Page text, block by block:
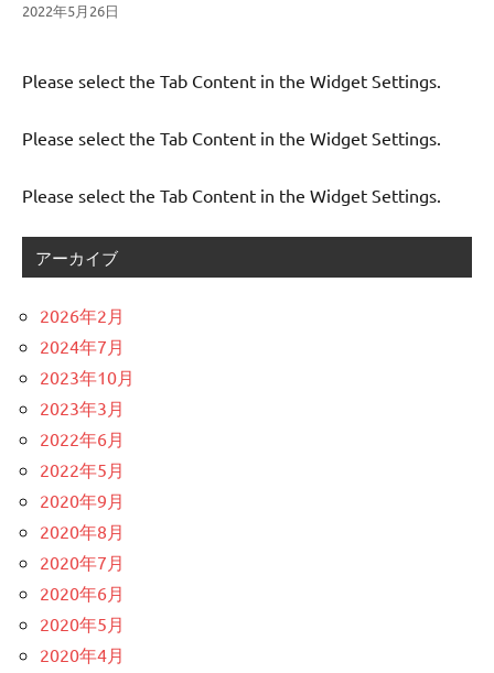
2022年5月26日
Please select the Tab Content in the Widget Settings.
Please select the Tab Content in the Widget Settings.
Please select the Tab Content in the Widget Settings.
アーカイブ
2026年2月
2024年7月
2023年10月
2023年3月
2022年6月
2022年5月
2020年9月
2020年8月
2020年7月
2020年6月
2020年5月
2020年4月